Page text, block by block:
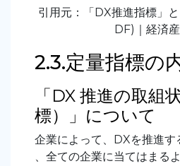
引用元：「DX推進指標」
DF)｜経済
2.3.定量指標の
「DX 推進の取組
標）」について
企業によって、DXを推進す
、全ての企業に当てはまる